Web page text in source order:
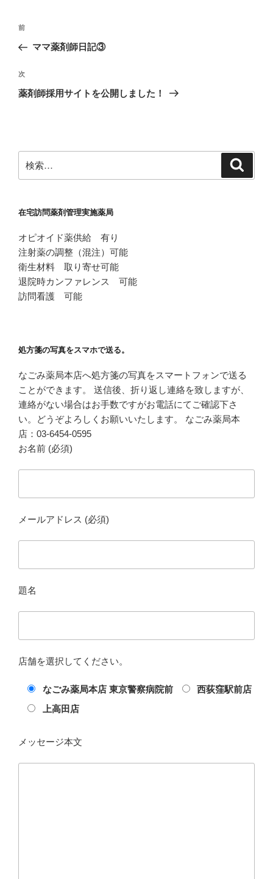
投
ナ
ビ
ゲ
ン
前
の
稿
前
ママ薬剤師日記③
次
の
次
薬剤師採用サイトを公開しました！
索:
在宅訪問薬剤管理実施薬局
オピオイド薬供給 有り
注射薬の調整（混注）可能
衛生材料 取り寄せ可能
退院時カンファレンス 可能
訪問看護 可能
処方箋の写真をスマホで送る。
なごみ薬局本店へ処方箋の写真をスマートフォンで送る
ことができます。 送信後、折り返し連絡を致しますが、
連絡がない場合はお手数ですがお電話にてご確認下さ
い。どうぞよろしくお願いいたします。 なごみ薬局本
店：03-6454-0595
お名前 (必須)
メールアドレス (必須)
題名
店舗を選択してください。
なごみ薬局本店 東京警察病院前
西荻窪駅前店
上高田店
メッセージ本文